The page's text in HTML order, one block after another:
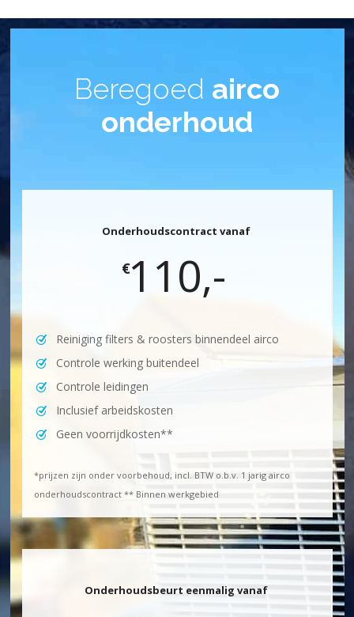
Beregoed airco
onderhoud
Onderhoudscontract vanaf
€110,-
Reiniging filters & roosters binnendeel airco
Controle werking buitendeel
Controle leidingen
Inclusief arbeidskosten
Geen voorrijdkosten**
*prijzen zijn onder voorbehoud, incl. BTW o.b.v. 1 jarig airco
onderhoudscontract ** Binnen werkgebied
Onderhoudsbeurt eenmalig vanaf